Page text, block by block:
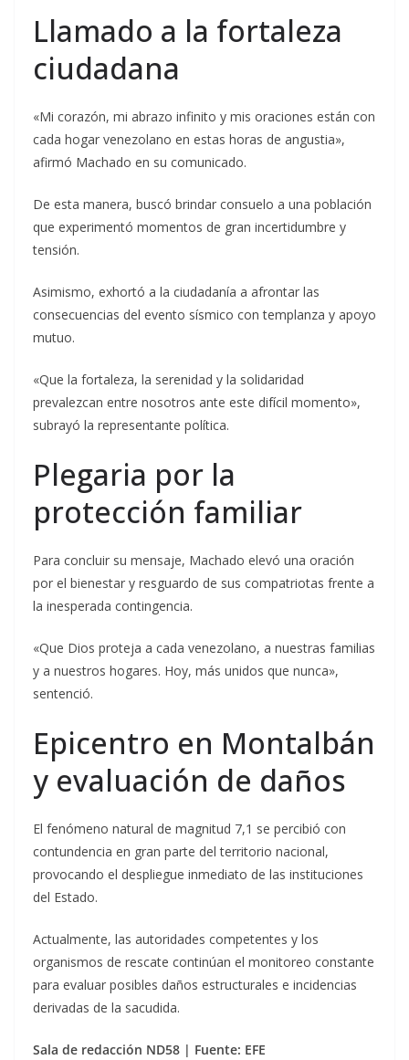
Llamado a la fortaleza
ciudadana
«Mi corazón, mi abrazo infinito y mis oraciones están con
cada hogar venezolano en estas horas de angustia»,
afirmó Machado en su comunicado.
De esta manera, buscó brindar consuelo a una población
que experimentó momentos de gran incertidumbre y
tensión.
Asimismo, exhortó a la ciudadanía a afrontar las
consecuencias del evento sísmico con templanza y apoyo
mutuo.
«Que la fortaleza, la serenidad y la solidaridad
prevalezcan entre nosotros ante este difícil momento»,
subrayó la representante política.
Plegaria por la
protección familiar
Para concluir su mensaje, Machado elevó una oración
por el bienestar y resguardo de sus compatriotas frente a
la inesperada contingencia.
«Que Dios proteja a cada venezolano, a nuestras familias
y a nuestros hogares. Hoy, más unidos que nunca»,
sentenció.
Epicentro en Montalbán
y evaluación de daños
El fenómeno natural de magnitud 7,1 se percibió con
contundencia en gran parte del territorio nacional,
provocando el despliegue inmediato de las instituciones
del Estado.
Actualmente, las autoridades competentes y los
organismos de rescate continúan el monitoreo constante
para evaluar posibles daños estructurales e incidencias
derivadas de la sacudida.
Sala de redacción ND58 | Fuente: EFE